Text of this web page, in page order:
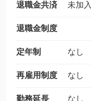
退職金共済 未加入
退職金制度
定年制 なし
再雇用制度 なし
勤務延長 なし